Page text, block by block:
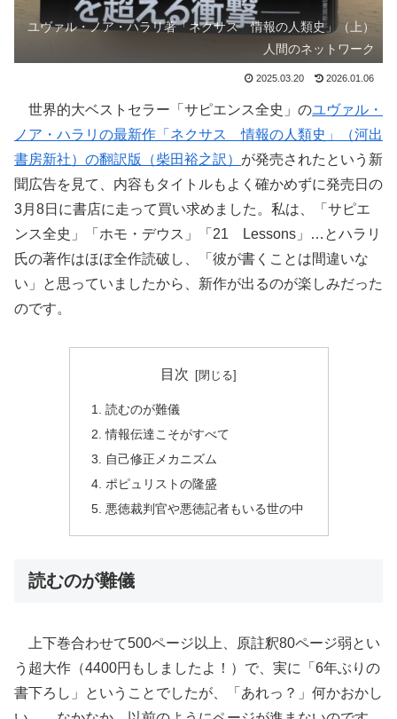
ユヴァル・ノア・ハラリ著「ネクサス 情報の人類史」（上）
人間のネットワーク
2025.03.20 2026.01.06
世界的大ベストセラー「サピエンス全史」のユヴァル・
ノア・ハラリの最新作「ネクサス 情報の人類史」（河出
書房新社）の翻訳版（柴田裕之訳） が発売されたという新
聞広告を見て、内容もタイトルもよく確かめずに発売日の
3月8日に書店に走って買い求めました。私は、「サピエ
ンス全史」「ホモ・デウス」「21 Lessons」…とハラリ
氏の著作はほぼ全作読破し、「彼が書くことは間違いな
い」と思っていましたから、新作が出るのが楽しみだった
のです。
目次
読むのが難儀
情報伝達こそがすべて
自己修正メカニズム
ポピュリストの隆盛
悪徳裁判官や悪徳記者もいる世の中
読むのが難儀
上下巻合わせて500ページ以上、原註釈80ページ弱とい
う超大作（4400円もしましたよ！）で、実に「6年ぶりの
書下ろし」ということでしたが、「あれっ？」何かおかし